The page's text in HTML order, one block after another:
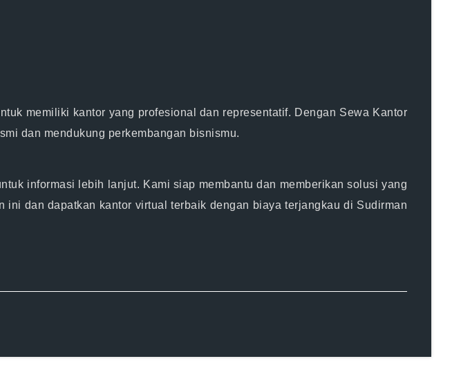
memiliki kantor yang profesional dan representatif. Dengan Sewa Kantor
dan mendukung perkembangan bisnismu.
informasi lebih lanjut. Kami siap membantu dan memberikan solusi yang
dan dapatkan kantor virtual terbaik dengan biaya terjangkau di Sudirman